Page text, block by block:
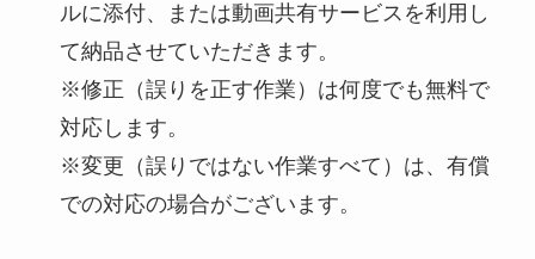
ルに添付、または動画共有サービスを利用し
て納品させていただきます。
※修正（誤りを正す作業）は何度でも無料で
対応します。
※変更（誤りではない作業すべて）は、有償
での対応の場合がございます。